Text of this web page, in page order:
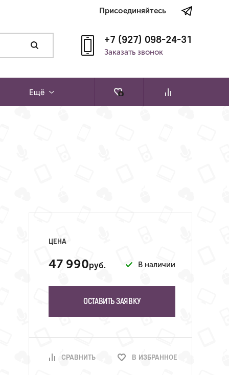
Присоединяйтесь
+7 (927) 098-24-31
Заказать звонок
Ещё
ЦЕНА
47 990руб. В наличии
ОСТАВИТЬ ЗАЯВКУ
СРАВНИТЬ В ИЗБРАННОЕ